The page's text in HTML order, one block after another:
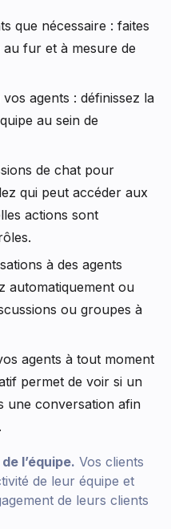
que nécessaire : faites
fur et à mesure de
agents : définissez la
au sein de
de chat pour
qui peut accéder aux
actions sont
à des agents
automatiquement ou
ou groupes à
agents à tout moment
permet de voir si un
une conversation afin
l’équipe. Vos clients
de leur équipe et
de leurs clients